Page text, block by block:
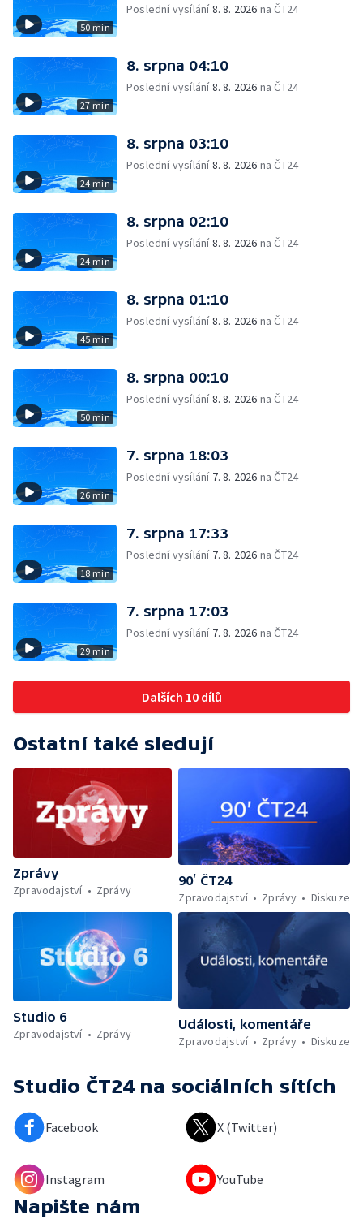
50 min
Poslední vysílání8. 8. 2026 na ČT24
27 min
8. srpna 04:10
Poslední vysílání8. 8. 2026 na ČT24
24 min
8. srpna 03:10
Poslední vysílání8. 8. 2026 na ČT24
24 min
8. srpna 02:10
Poslední vysílání8. 8. 2026 na ČT24
45 min
8. srpna 01:10
Poslední vysílání8. 8. 2026 na ČT24
50 min
8. srpna 00:10
Poslední vysílání8. 8. 2026 na ČT24
26 min
7. srpna 18:03
Poslední vysílání 7. 8. 2026 na ČT24
18 min
7. srpna 17:33
Poslední vysílání 7. 8. 2026 na ČT24
29 min
7. srpna 17:03
Poslední vysílání 7. 8. 2026 na ČT24
Dalších 10 dílů
Ostatní také sledují
Zprávy
Zpravodajství
Zprávy
90’ ČT24
Zpravodajství
Zprávy Diskuze
Studio 6
Zpravodajství
Zprávy
Události, komentáře
Zpravodajství
Zprávy Diskuze
Studio ČT24 na sociálních sítích
Facebook X (Twitter)
Instagram YouTube
Napište nám